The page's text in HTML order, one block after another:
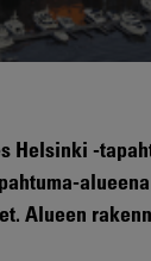
Helsinki -
Alueen